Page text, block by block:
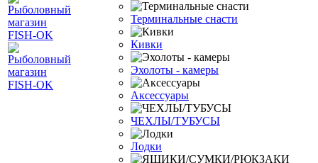
Терминальные снасти
Кивки
Эхолоты - камеры
Аксессуары
ЧЕХЛЫ/ТУБУСЫ
Лодки